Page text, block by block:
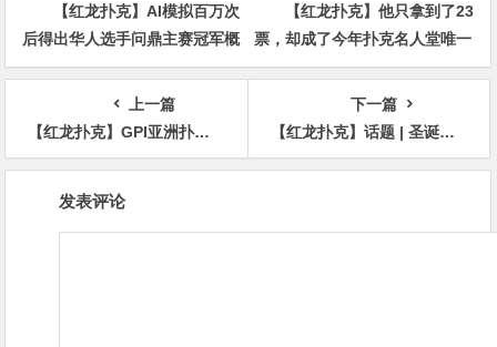
【红龙扑克】AI模拟百万次
后得出华人选手问鼎主赛冠军概
率仅3%
【红龙扑克】他只拿到了23
票，却成了今年扑克名人堂唯一
的入选者
上一篇
【红龙扑克】GPI亚洲扑克嘉年华｜MPS主赛事香港玩家Joey Wong夺冠 金波获得亚军
下一篇
【红龙扑克】话题 | 圣诞扑克中的六个最坏的恶棍
发表评论